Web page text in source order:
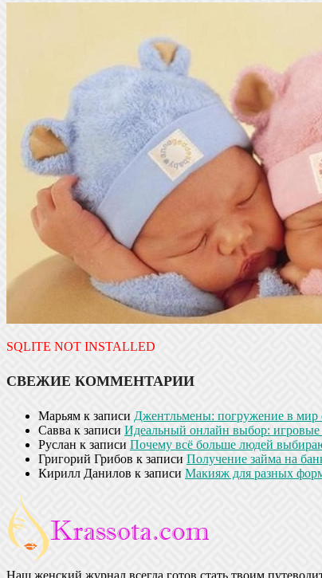
SQLITE NOT INSTALLED
СВЕЖИЕ КОММЕНТАРИИ
Марьям к записи Джентльмены: погружение в мир
Савва к записи Идеальный онлайн выбор:
Руслан к записи Почему всё больше людей
Григорий Грибов к записи Получение займа на
Кирилл Данилов к записи Макияж для разных форм
Наш женский журнал всегда готов стать твоим